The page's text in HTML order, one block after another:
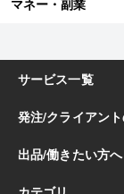
マネー・副業